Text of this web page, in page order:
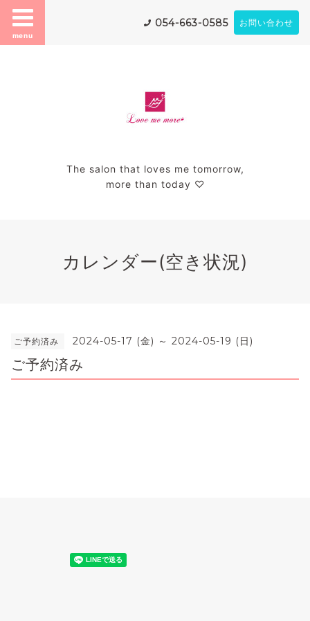
menu
054-663-0585 お問い合わせ
The salon that loves me tomorrow,
more than today ♡
カレンダー(空き状況)
ご予約済み 2024-05-17 (金) ～ 2024-05-19 (日)
ご予約済み